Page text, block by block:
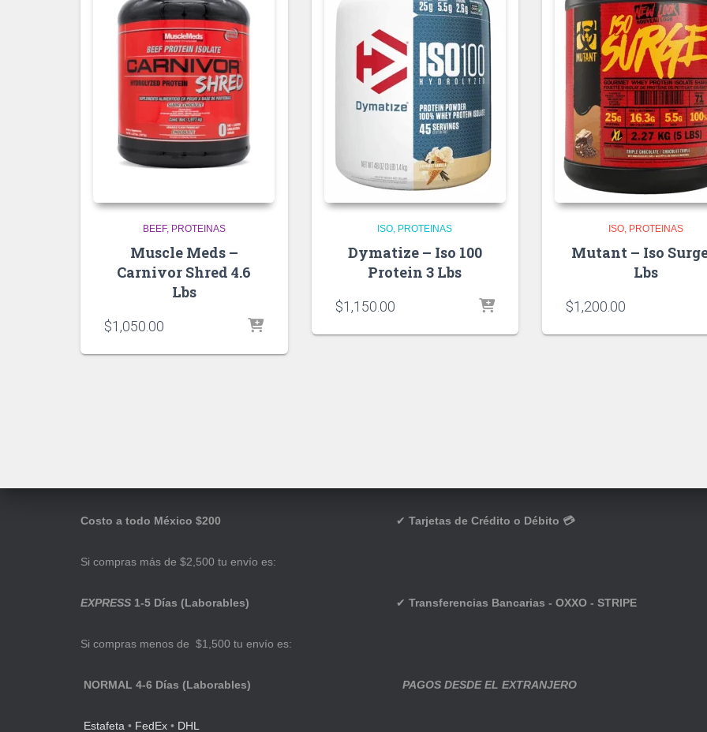
BEEF PROTEINAS
Muscle Meds –
Carnivor Shred 4.6
Lbs
$1,050.00
ISO PROTEINAS
Dymatize – Iso 100
Protein 3 Lbs
$1,150.00
ISO PROTEINAS
Mutant – Iso
Lbs
$1,200.00
Costo a todo México $200
Si compras más de $2,500 tu envío es:
EXPRESS 1-5 Días (Laborables)
Si compras menos de $1,500 tu envío es:
NORMAL 4-6 Días (Laborables)
Estafeta • FedEx • DHL
✔ Tarjetas de Crédito o Débito 💳
✔ Transferencias Bancarias - OXXO - STRIPE
PAGOS DESDE EL EXTRANJERO